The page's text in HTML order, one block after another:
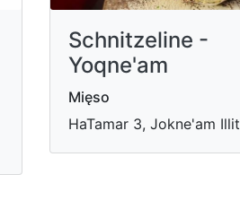
Schnitzeline -
Yoqne'am
Mięso
HaTamar 3, Jokne'am Illit